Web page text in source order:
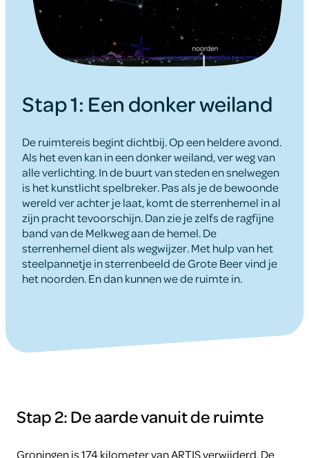
Stap 1: Een donker weiland
De ruimtereis begint dichtbij. Op een heldere avond.
Als het even kan in een donker weiland, ver weg van
alle verlichting. In de buurt van steden en snelwegen
is het kunstlicht spelbreker. Pas als je de bewoonde
wereld ver achter je laat, komt de sterrenhemel in al
zijn pracht tevoorschijn. Dan zie je zelfs de ragfijne
band van de Melkweg aan de hemel. De
sterrenhemel dient als wegwijzer. Met hulp van het
steelpannetje in sterrenbeeld de Grote Beer vind je
het noorden. En dan kunnen we de ruimte in.
Stap 2: De aarde vanuit de ruimte
Groningen is 174 kilometer van ARTIS verwijderd. De